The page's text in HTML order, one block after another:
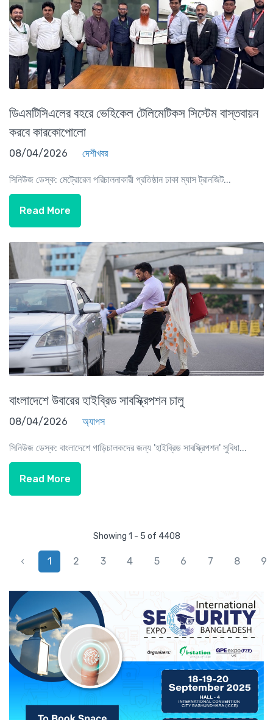
ডিএমটিসিএলের বহরে ভেহিকেল টেলিমেটিকস সিস্টেম বাস্তবায়ন
করবে কারকোপোলো
08/04/2026 দেশীখবর
সিনিউজ ডেস্ক: মেট্রোরেল পরিচালনাকারী প্রতিষ্ঠান ঢাকা ম্যাস ট্রানজিট...
Read More
বাংলাদেশে উবারের হাইব্রিড সাবস্ক্রিপশন চালু
08/04/2026 অ্যাপস
সিনিউজ ডেস্ক: বাংলাদেশে গাড়িচালকদের জন্য 'হাইব্রিড সাবস্ক্রিপশন' সুবিধা...
Read More
Showing 1 - 5 of 4408
‹ 1 2 3 4 5 6 7 8 9